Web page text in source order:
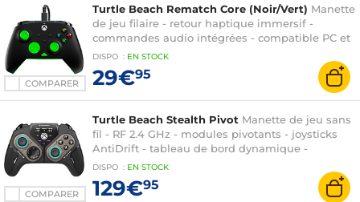
COMPARER
Turtle Beach Rematch Core (Noir/Vert) Manette
de jeu filaire - retour haptique immersif -
commandes audio intégrées - compatible PC et
Xbox Series X|S
DISPO : EN STOCK
29€95
COMPARER
Turtle Beach Stealth Pivot Manette de jeu sans
fil - RF 2.4 GHz - modules pivotants - joysticks
AntiDrift - tableau de bord dynamique -
autonomie 20 heures
DISPO : EN STOCK
129€95